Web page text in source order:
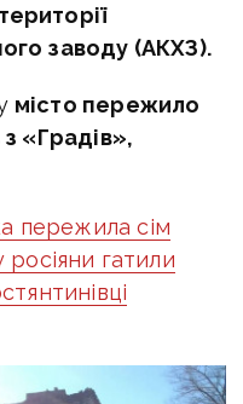
заводу (АКХЗ).
місто пережило
з «Градів»,
пережила сім
росіяни гатили